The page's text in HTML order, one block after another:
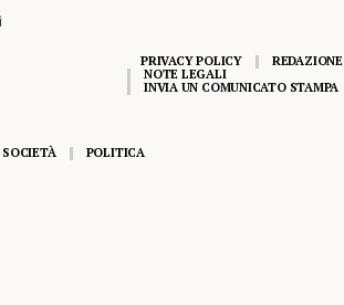
PRIVACY POLICY
REDAZIONE
NOTE LEGALI
INVIA UN COMUNICATO STAMPA
SOCIETÀ POLITICA